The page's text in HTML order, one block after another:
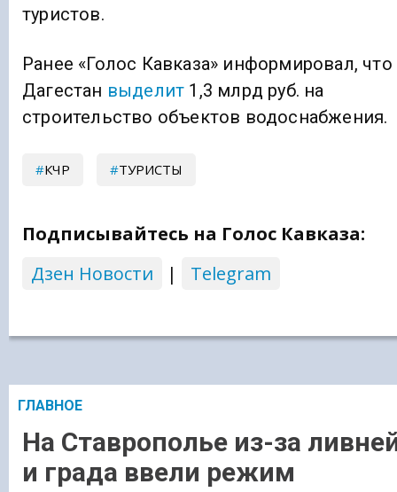
туристов.
Ранее «Голос Кавказа» информировал, что
Дагестан выделит 1,3 млрд руб. на
строительство объектов водоснабжения.
КЧР ТУРИСТЫ
Подписывайтесь на Голос Кавказа:
Дзен Новости
| Telegram
ГЛАВНОЕ
На Ставрополье из-за
и града ввели режим